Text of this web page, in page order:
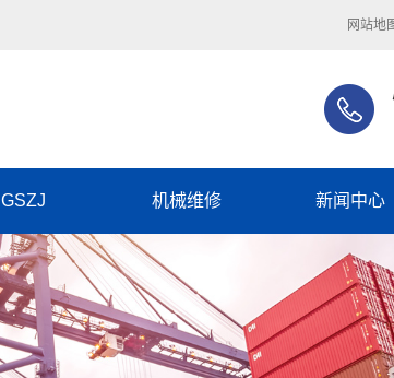
网站地
GSZJ 机械维修 新闻中心
企业动态
行业动态
常见问题